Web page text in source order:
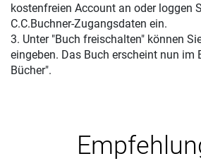
kostenfreien Account an oder loggen
C.C.Buchner-Zugangsdaten ein.
3. Unter "Buch freischalten" können
eingeben. Das Buch erscheint nun im
Bücher".